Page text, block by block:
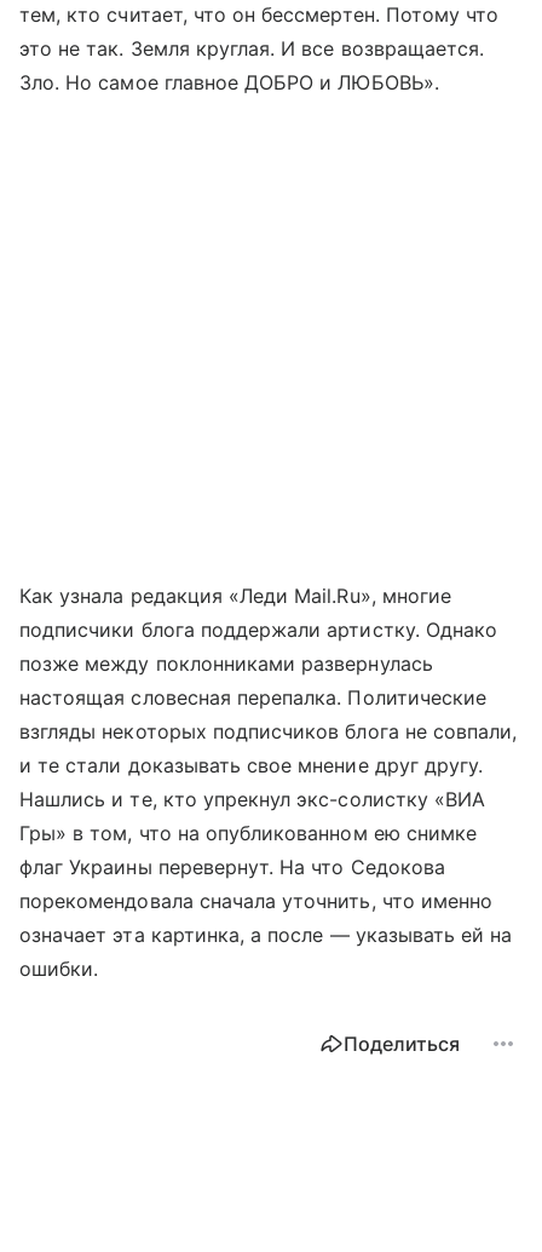
тем, кто считает, что он бессмертен. Потому что
это не так. Земля круглая. И все возвращается.
Зло. Но самое главное ДОБРО и ЛЮБОВЬ».
Как узнала редакция «Леди Mail.Ru», многие
подписчики блога поддержали артистку. Однако
позже между поклонниками развернулась
настоящая словесная перепалка. Политические
взгляды некоторых подписчиков блога не совпали,
и те стали доказывать свое мнение друг другу.
Нашлись и те, кто упрекнул экс-солистку «ВИА
Гры» в том, что на опубликованном ею снимке
флаг Украины перевернут. На что Седокова
порекомендовала сначала уточнить, что именно
означает эта картинка, а после —указывать ей на
ошибки.
Поделиться